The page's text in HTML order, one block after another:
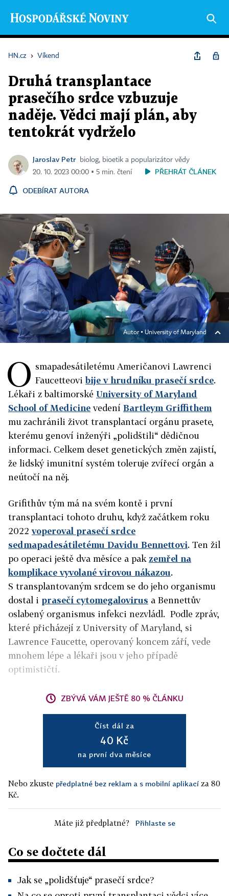
HN.cz › Víkend
Druhá transplantace
prasečího srdce vzbuzuje
naděje. Vědci mají plán, aby
tentokrát vydrželo
Jaroslav Petr
biolog, bioetik a popularizátor vědy
20. 10. 2023 00:00 ▪ 5 min. čtení
PŘEHRÁT ČLÁNEK
ODEBÍRAT AUTORA
Autor ▪ University of Maryland
O smapadesátiletému Američanovi Lawrenci
Faucetteovi bije v hrudníku prasečí srdce.
Lékaři z baltimorské University of Maryland
School of Medicine vedení Bartleym Griffithem
mu zachránili život transplantací orgánu prasete,
kterému genoví inženýři „polidštili“ dědičnou
informaci. Celkem deset genetických změn zajistí,
že lidský imunitní systém toleruje zvířecí orgán a
neútočí na něj.
Grifithův tým má na svém kontě i první
transplantaci tohoto druhu, když začátkem roku
2022voperoval prasečí srdce
sedmapadesátiletému Davidu Bennettovi. Ten žil
po operaci ještě dva měsíce a pak zemřel na
komplikace vyvolané virovou nákazou.
S transplantovaným srdcem se do jeho organismu
dostal i prasečí cytomegalovirus a Bennettův
oslabený organismus infekci nezvládl. Podle zpráv,
které přicházejí z University of Maryland, si
Lawrence Faucette, operovaný koncem září, vede
mnohem lépe a lékaři jsou v jeho případě
optimističtí.
ZBÝVÁ VÁM JEŠTĚ 80 % ČLÁNKU
Číst dál za
40 Kč
na první dva měsíce
Nebo zkuste předplatné bez reklam a s mobilní aplikací za 80
Kč.
Máte již předplatné? Přihlaste se
Co se dočtete dál
Jak se „polidšťuje“ prasečí srdce?